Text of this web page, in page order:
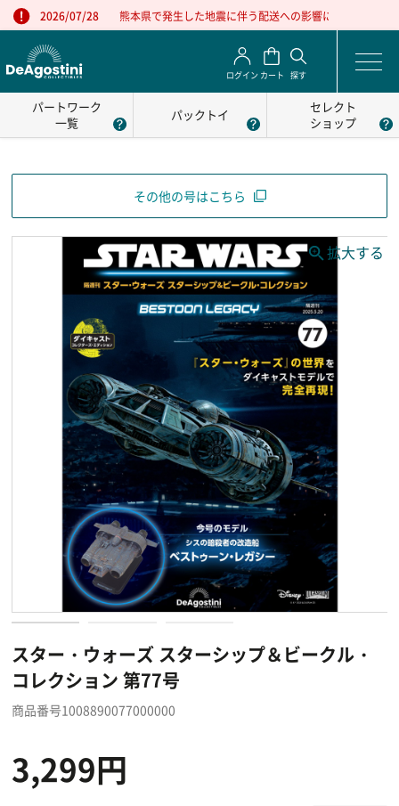
2026/07/28 熊本県で発生した地震に伴う配送への影響について
ログイン カート 探す
パートワーク
一覧
パックトイ
セレクト
ショップ
その他の号はこちら
スター・ウォーズ スターシップ＆ビークル・
コレクション 第77号
商品番号1008890077000000
3,299円